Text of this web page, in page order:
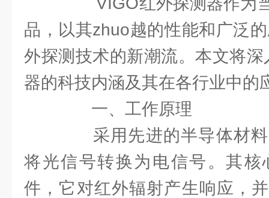
品，以其zhuo越的性能和广泛
外探测技术的新潮流。本文将
器的科技内涵及其在各行业中的
一、工作原理
采用先进的半导体材料
将光信号转换为电信号。其核
件，它对红外辐射产生响应，